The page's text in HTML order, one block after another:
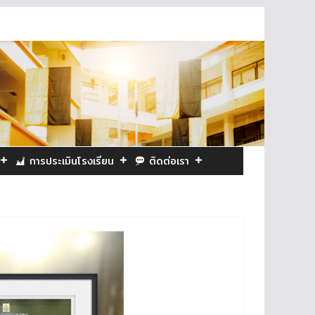
การประเมินโรงเรียน ติดต่อเรา